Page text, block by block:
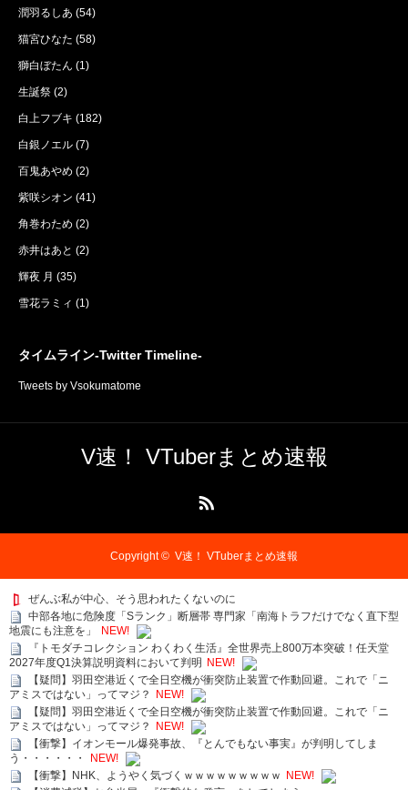
潤羽るしあ (54)
猫宮ひなた (58)
獅白ぼたん (1)
生誕祭 (2)
白上フブキ (182)
白銀ノエル (7)
百鬼あやめ (2)
紫咲シオン (41)
角巻わため (2)
赤井はあと (2)
輝夜 月 (35)
雪花ラミィ (1)
タイムライン-Twitter Timeline-
Tweets by Vsokumatome
V速！ VTuberまとめ速報
Copyright © V速！ VTuberまとめ速報
ぜんぶ私が中心、そう思われたくないのに
中部各地に危険度「Sランク」断層帯 専門家「南海トラフだけでなく直下型
地震にも注意を」
NEW!
『トモダチコレクション わくわく生活』全世界売上800万本突破！任天堂
2027年度Q1決算説明資料において判明
NEW!
【疑問】羽田空港近くで全日空機が衝突防止装置で作動回避。これで「ニ
アミスではない」ってマジ？
NEW!
【疑問】羽田空港近くで全日空機が衝突防止装置で作動回避。これで「ニ
アミスではない」ってマジ？
NEW!
【衝撃】イオンモール爆発事故、『とんでもない事実』が判明してしま
う・・・・・・
NEW!
【衝撃】NHK、ようやく気づくｗｗｗｗｗｗｗｗｗ
NEW!